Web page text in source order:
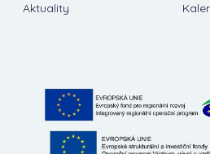
Aktuality